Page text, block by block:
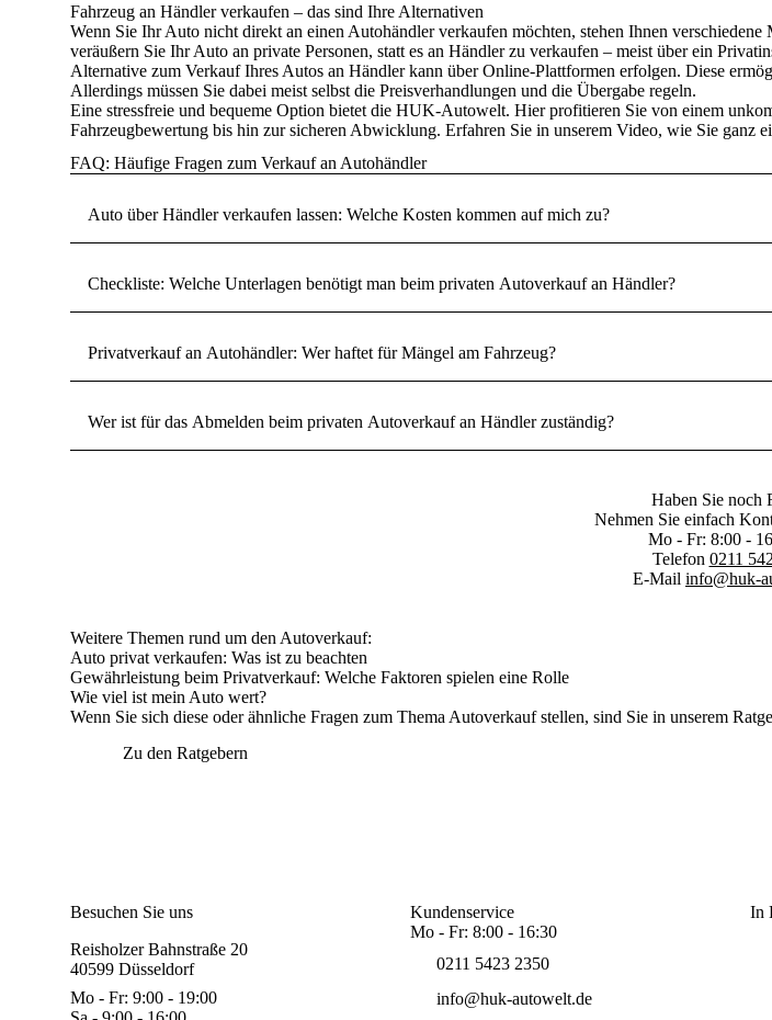
Fahrzeug an Händler verkaufen – das sind Ihre Alternativen
Wenn Sie Ihr Auto nicht direkt an einen Autohändler verkaufen möchten, stehen Ihnen
veräußern Sie Ihr Auto an private Personen, statt es an Händler zu verkaufen – meist über ein
Alternative zum Verkauf Ihres Autos an Händler kann überOnline-Plattformen erfolgen. Diese
Allerdings müssen Sie dabei meist selbst die Preisverhandlungen und die Übergabe regeln.
Eine stressfreie und bequeme Option bietet die HUK-Autowelt. Hierprofitieren Sie von einem
Fahrzeugbewertung bis hin zur sicheren Abwicklung. Erfahren Sie in unserem Video, wie Sie ganz
FAQ: Häufige Fragen zum Verkauf an Autohändler
Auto über Händler verkaufen lassen: Welche Kosten kommen auf mich zu?
Checkliste: Welche Unterlagen benötigt man beim privaten Autoverkauf an Händler?
Privatverkauf an Autohändler: Wer haftet für Mängel am Fahrzeug?
Wer ist für das Abmelden beim privaten Autoverkauf an Händler zuständig?
Haben Sie noch
Nehmen Sie einfach
Mo - Fr: 8:00 -
Telefon 0211
E-Mail info@huk-
Weitere Themen rund um den Autoverkauf:
Auto privat verkaufen: Was ist zu beachten
Gewährleistung beim Privatverkauf: Welche Faktoren spielen eine Rolle
Wie viel ist mein Auto wert?
Wenn Sie sich diese oder ähnliche Fragen zum Thema Autoverkauf stellen, sind Sie in unserem
Zu den Ratgebern
Besuchen Sie uns
Reisholzer Bahnstraße 20
40599 Düsseldorf
Mo - Fr: 9:00 - 19:00
Kundenservice
Mo - Fr: 8:00 - 16:30
0211 5423 2350
info@huk-autowelt.de
In